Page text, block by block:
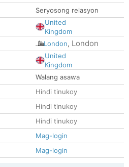
Seryosong relasyon
United
Kingdom
London, London
United
Kingdom
Walang asawa
Hindi tinukoy
Hindi tinukoy
Hindi tinukoy
Mag-login
Mag-login